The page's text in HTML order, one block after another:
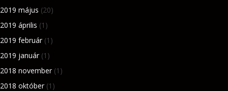
2019 május (20)
2019 április (1)
2019 február(1)
2019 január(1)
2018 november(1)
2018 október(1)